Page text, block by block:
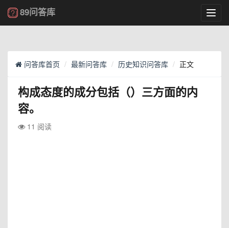
89问答库
问答库首页 最新问答库 历史知识问答库 正文
构成态度的成分包括（）三方面的内
容。
11 阅读